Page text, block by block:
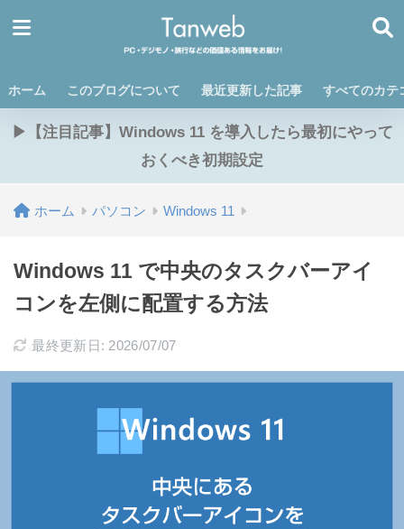
ホーム このブログについて 最近更新した記事 すべてのカテ
▶【注目記事】Windows 11 を導入したら最初にやって
おくべき初期設定
ホーム パソコン Windows 11
Windows 11 で中央のタスクバーアイ
コンを左側に配置する方法
最終更新日: 2026/07/07